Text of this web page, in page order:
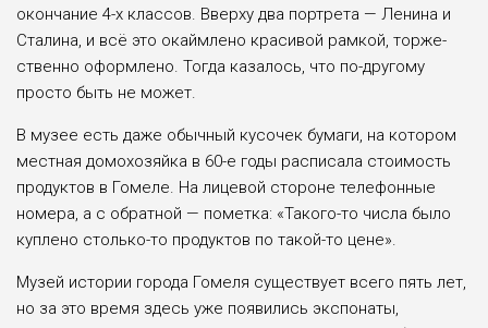
окончание 4-х клас­сов. Вверху два портрета — Ле­нина и
Сталина, и всё это окайм­лено красивой рамкой, торже­
ственно оформлено. Тогда каза­лось, что по-другому
просто быть не может.
В музее есть даже обычный ку­сочек бумаги, на котором
местная домохозяйка в 60-е годы расписа­ла стоимость
продуктов в Гомеле. На лицевой стороне телефонные
номера, а с обратной — помет­ка: «Такого-то числа было
ку­плено столько-то продуктов по такой-то цене».
Музей истории города Гомеля существует всего пять лет,
но за это время здесь уже появились экспонаты,